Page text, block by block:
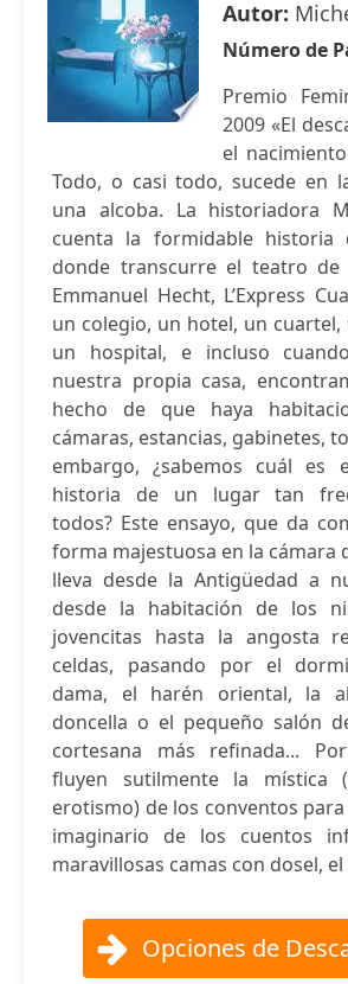
Autor:
Número de
Premio
2009 «El
el
Todo, o casi todo, sucede en
una alcoba. La historiadora
cuenta la formidable historia
donde transcurre el teatro de
Emmanuel Hecht, L’Express
un colegio, un hotel, un
un hospital, e incluso
nuestra propia casa,
hecho de que haya
cámaras, estancias, gabinetes,
embargo, ¿sabemos cuál
historia de un lugar tan
todos? Este ensayo, que da
forma majestuosa en la cámara
lleva desde la Antigüedad a
desde la habitación de los
jovencitas hasta la angosta
celdas, pasando por el
dama, el harén oriental, la
doncella o el pequeño salón
cortesana más refinada...
fluyen sutilmente la mística
erotismo) de los conventos
imaginario de los cuentos
maravillosas camas con dosel,
Opciones de